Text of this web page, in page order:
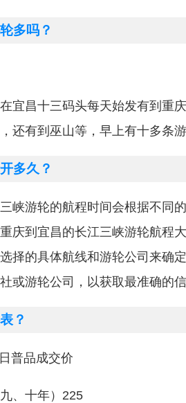
多吗？
宜昌十三码头每天始发有到重
还有到巫山等，早上有十多条
多久？
峡游轮的航程时间会根据不同
庆到宜昌的长江三峡游轮航程
择的具体航线和游轮公司来确
或游轮公司，以获取最准确的
？
普品成交价
、十年）225